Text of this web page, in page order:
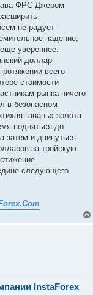
ФРС Джером
не радует
падение,
увереннее.
доллар
всего
стоимости
рынка ничего
в безопасном
гавань» золота.
подняться до
затем и двинуться
за тройскую
следующего
InstaForex